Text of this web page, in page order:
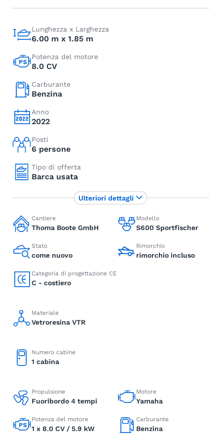
Lunghezza x Larghezza
6.00 m x 1.85 m
Potenza del motore
8.0 CV
Carburante
Benzina
Anno
2022
Posti
6 persone
Tipo di offerta
Barca usata
Cantiere
Thoma Boote GmbH
Modello
S600 Sportfischer
Stato
come nuovo
Rimorchio
rimorchio incluso
Categoria di progettazione CE
C - costiero
Materiale
Vetroresina VTR
Numero cabine
1 cabina
Propulsione
Fuoribordo 4 tempi
Motore
Yamaha
Potenza del motore
1 x 8.0 CV / 5.9 kW
Carburante
Benzina
Ulteriori dettagli